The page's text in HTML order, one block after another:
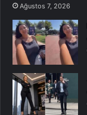
Ağustos 7, 2026